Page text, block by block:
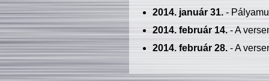
2014. január 31.-
2014. február 14.- A
2014. február 28.- A